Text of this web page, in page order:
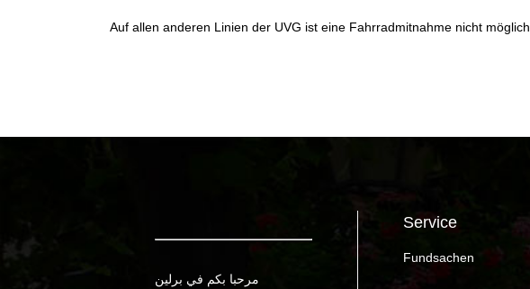
Auf allen anderen Linien der UVG ist eine Fahrradmitnahme nicht möglich.
مرحبا بكم في برلين
Service
Fundsachen